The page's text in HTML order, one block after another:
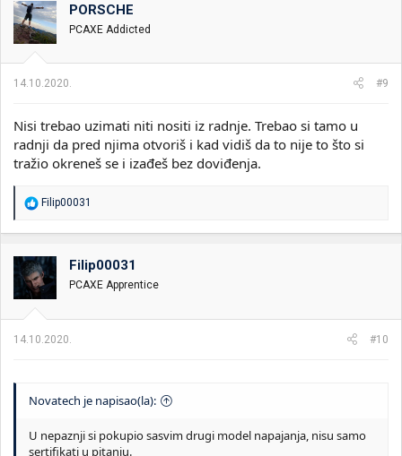
PORSCHE
PCAXE Addicted
14.10.2020. #9
Nisi trebao uzimati niti nositi iz radnje. Trebao si tamo u
radnji da pred njima otvoriš i kad vidiš da to nije to što si
tražio okreneš se i izađeš bez doviđenja.
R
a
o
v
a
n
:
Filip00031
Filip00031
PCAXE Apprentice
14.10.2020. #10
Novatech je napisao(la):
U nepaznji si pokupio sasvim drugi model napajanja, nisu samo
sertifikati u pitanju.